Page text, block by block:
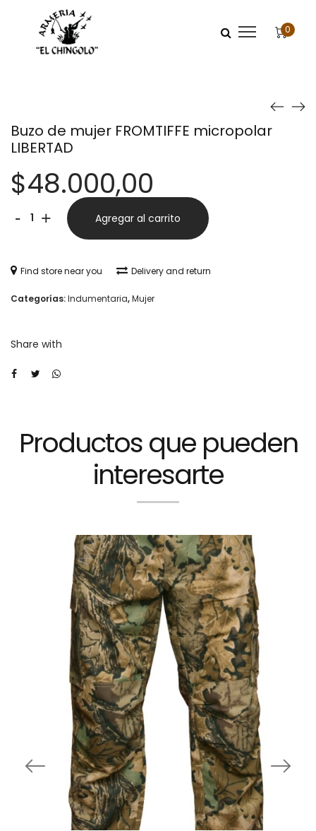
0
Buzo de mujer FROMTIFFE micropolar
LIBERTAD
$48.000,00
-
FROMTIFFE
micropolar
cantidad
+ Agregar al carrito
Find store near you Delivery and return
Categorías:Indumentaria,Mujer
Share with
Productos que pueden
interesarte